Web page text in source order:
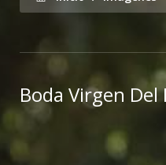
Boda Virgen Del